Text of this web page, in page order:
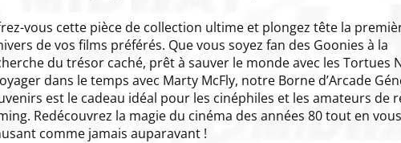
vous cette pièce de collection ultime et plongez tête la
de vos films préférés. Que vous soyez fan des Goonies à la
du trésor caché, prêt à sauver le monde avec les Tortues
dans le temps avec Marty McFly, notre Borne d’Arcade
est le cadeau idéal pour les cinéphiles et les amateurs de
Redécouvrez la magie du cinéma des années 80 tout en vous
comme jamais auparavant !